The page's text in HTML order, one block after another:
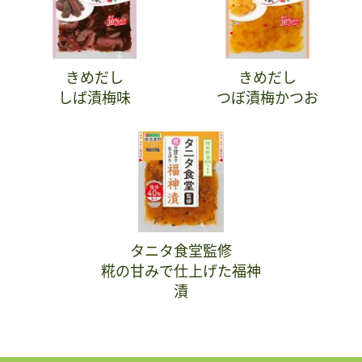
きめだし
しば漬梅味
きめだし
つぼ漬梅かつお
タニタ食堂監修
糀の甘みで仕上げた福神
漬